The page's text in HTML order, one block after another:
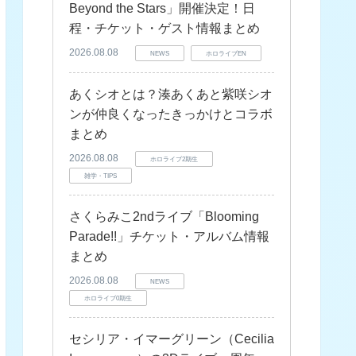
Beyond the Stars」開催決定！日
程・チケット・ゲスト情報まとめ
2026.08.08 NEWS ホロライブEN
あくシオとは？湊あくあと紫咲シオ
ンが仲良くなったきっかけとコラボ
まとめ
2026.08.08 ホロライブ2期生
雑学・TIPS
さくらみこ2ndライブ「Blooming
Parade!!」チケット・アルバム情報
まとめ
2026.08.08 NEWS
ホロライブ0期生
セシリア・イマーグリーン（Cecilia